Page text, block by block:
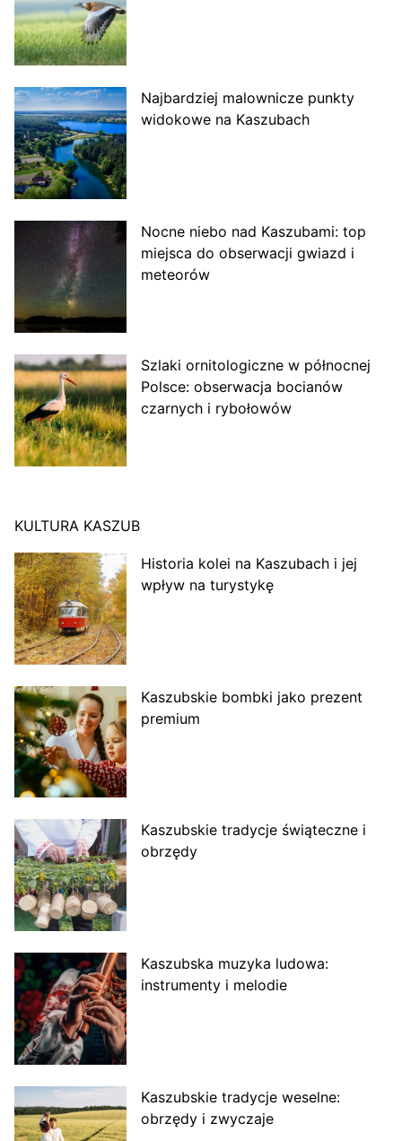
Najbardziej malownicze punkty
widokowe na Kaszubach
Nocne niebo nad Kaszubami: top
miejsca do obserwacji gwiazd i
meteorów
Szlaki ornitologiczne w północnej
Polsce: obserwacja bocianów
czarnych i rybołowów
KULTURA KASZUB
Historia kolei na Kaszubach i jej
wpływ na turystykę
Kaszubskie bombki jako prezent
premium
Kaszubskie tradycje świąteczne i
obrzędy
Kaszubska muzyka ludowa:
instrumenty i melodie
Kaszubskie tradycje weselne:
obrzędy i zwyczaje